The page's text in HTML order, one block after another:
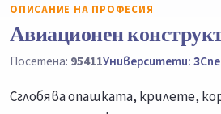
ОПИСАНИЕ НА ПРОФЕСИЯ
Авиационен
Посетена: 95411Университети:3
Сглобява опашката, крилете,